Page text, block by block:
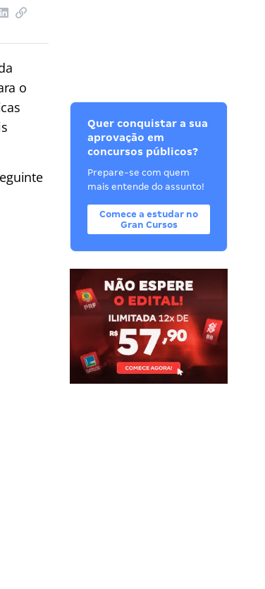
o
Quer conquistar a sua
aprovação em
concursos públicos?
Prepare-se com quem
mais entende do assunto!
Comece a estudar no
Gran Cursos